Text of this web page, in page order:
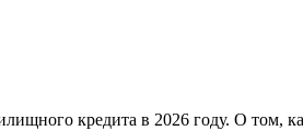
кредита в 2026 году. О том,